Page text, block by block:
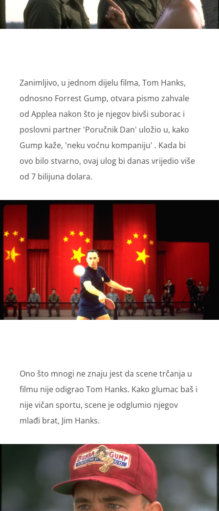
Zanimljivo, u jednom dijelu filma, Tom Hanks,
odnosno Forrest Gump, otvara pismo zahvale
od Applea nakon što je njegov bivši suborac i
poslovni partner 'Poručnik Dan' uložio u, kako
Gump kaže, 'neku voćnu kompaniju' . Kada bi
ovo bilo stvarno, ovaj ulog bi danas vrijedio više
od 7 bilijuna dolara.
Ono što mnogi ne znaju jest da scene trčanja u
filmu nije odigrao Tom Hanks. Kako glumac baš i
nije vičan sportu, scene je odglumio njegov
mlađi brat, Jim Hanks.